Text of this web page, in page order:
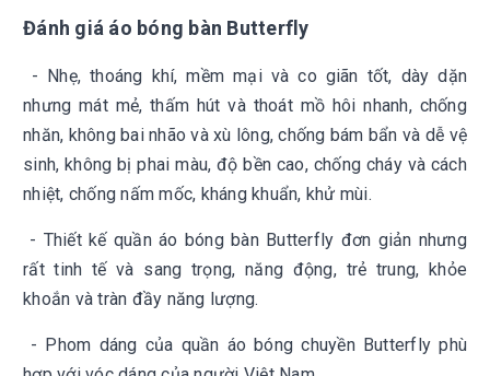
Đánh giá áo bóng bàn Butterfly
- Nhẹ, thoáng khí, mềm mại và co giãn tốt, dày dặn
nhưng mát mẻ, thấm hút và thoát mồ hôi nhanh, chống
nhăn, không bai nhão và xù lông, chống bám bẩn và dễ vệ
sinh, không bị phai màu, độ bền cao, chống cháy và cách
nhiệt, chống nấm mốc, kháng khuẩn, khử mùi.
- Thiết kế quần áo bóng bàn Butterfly đơn giản nhưng
rất tinh tế và sang trọng, năng động, trẻ trung, khỏe
khoắn và tràn đầy năng lượng.
- Phom dáng của quần áo bóng chuyền Butterfly phù